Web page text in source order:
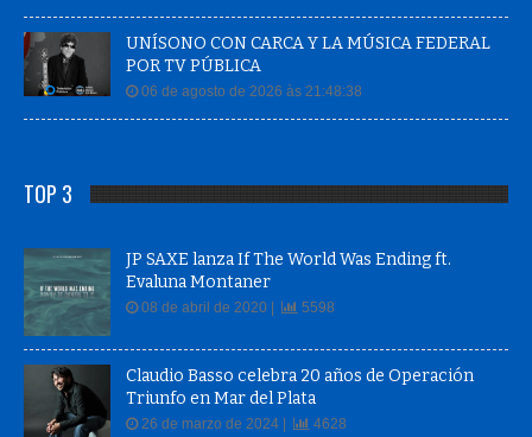
UNÍSONO CON CARCA Y LA MÚSICA FEDERAL
POR TV PÚBLICA
06 de agosto de 2026 às 21:48:38
TOP 3
JP SAXE lanza If The World Was Ending ft.
Evaluna Montaner
08 de abril de 2020 | 5598
Claudio Basso celebra 20 años de Operación
Triunfo en Mar del Plata
26 de marzo de 2024 | 4628